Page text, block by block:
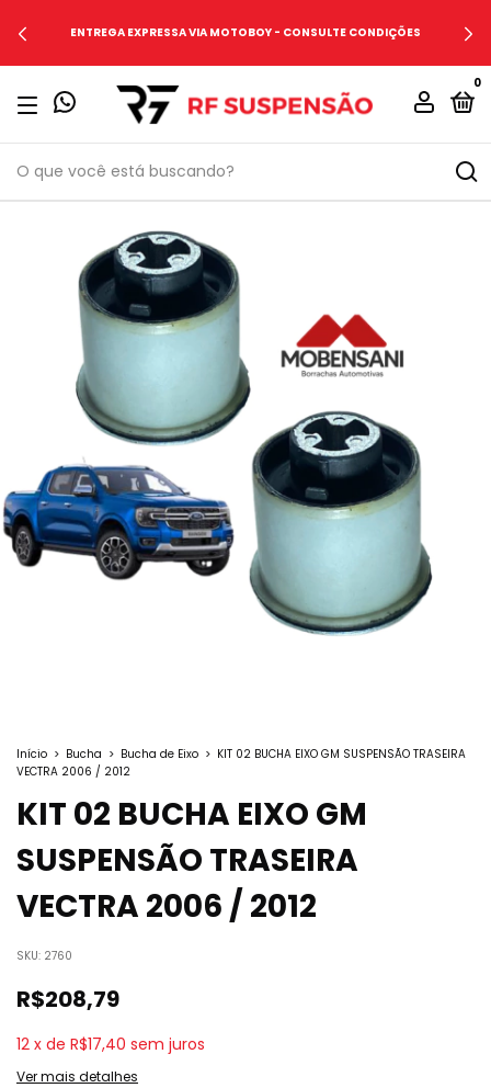
ENTREGA EXPRESSA VIA MOTOBOY - CONSULTE CONDIÇÕES
0
Início > Bucha > Bucha de Eixo > KIT 02 BUCHA EIXO GM SUSPENSÃO TRASEIRA
VECTRA 2006 / 2012
KIT 02 BUCHA EIXO GM
SUSPENSÃO TRASEIRA
VECTRA 2006 / 2012
SKU: 2760
R$208,79
12 x de R$17,40 sem juros
Ver mais detalhes